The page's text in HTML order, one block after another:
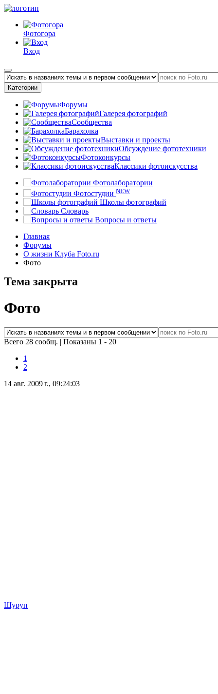
Фотогора
Вход
Категории
Форумы
Галерея фотографий
Сообщества
Барахолка
Выставки и проекты
Обсуждение фототехники
Фотоконкурсы
Классики фотоискусства
Фотолаборатории
Фотостудии NEW
Школы фотографий
Словарь
Вопросы и ответы
Главная
Форумы
О жизни Клуба Foto.ru
Фото
Тема закрыта
Фото
Всего 28 сообщ. | Показаны 1 - 20
1
2
14 авг. 2009 г., 09:24:03
Шуруп